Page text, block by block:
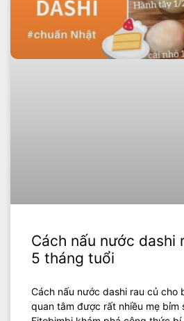
Cách nấu nước dashi
5 tháng tuổi
Cách nấu nước dashi rau củ cho
quan tâm được rất nhiều mẹ bỉm